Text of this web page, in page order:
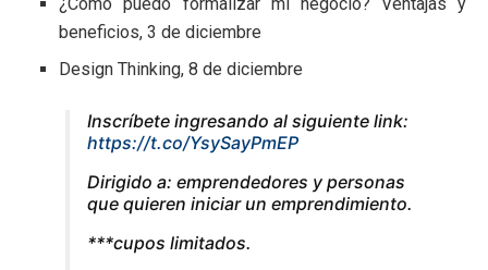
¿Cómo puedo formalizar mi negocio? Ventajas y
beneficios, 3 de diciembre
Design Thinking, 8 de diciembre
Inscríbete ingresando al siguiente link:
https://t.co/YsySayPmEP
Dirigido a: emprendedores y personas
que quieren iniciar un emprendimiento.
***cupos limitados.